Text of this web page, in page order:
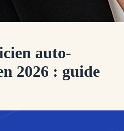
auto-
2026 : guide